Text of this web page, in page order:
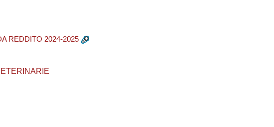
REDDITO 2024-2025